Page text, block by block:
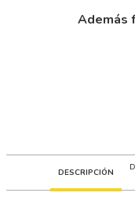
Además
DESCRIPCIÓN